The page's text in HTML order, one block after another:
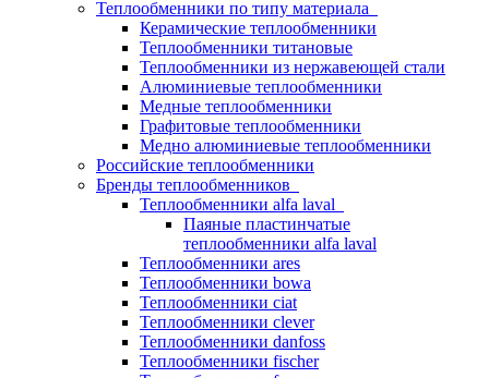
Теплообменники по типу материала
Керамические теплообменники
Теплообменники титановые
Теплообменники из нержавеющей стали
Алюминиевые теплообменники
Медные теплообменники
Графитовые теплообменники
Медно алюминиевые теплообменники
Российские теплообменники
Бренды теплообменников
Теплообменники alfa laval
Паяные пластинчатые
теплообменники alfa laval
Теплообменники ares
Теплообменники bowa
Теплообменники ciat
Теплообменники clever
Теплообменники danfoss
Теплообменники fischer